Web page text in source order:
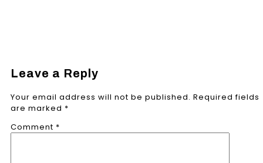
Leave a Reply
Your email address will not be published. Required fields
are marked *
Comment *